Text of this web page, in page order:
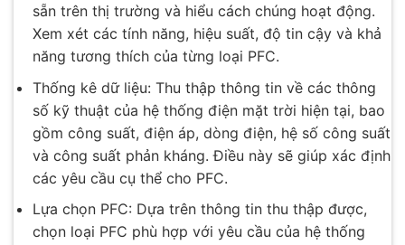
sẵn trên thị trường và hiểu cách chúng hoạt động.
Xem xét các tính năng, hiệu suất, độ tin cậy và khả
năng tương thích của từng loại PFC.
Thống kê dữ liệu: Thu thập thông tin về các thông
số kỹ thuật của hệ thống điện mặt trời hiện tại, bao
gồm công suất, điện áp, dòng điện, hệ số công suất
và công suất phản kháng. Điều này sẽ giúp xác định
các yêu cầu cụ thể cho PFC.
Lựa chọn PFC: Dựa trên thông tin thu thập được,
chọn loại PFC phù hợp với yêu cầu của hệ thống